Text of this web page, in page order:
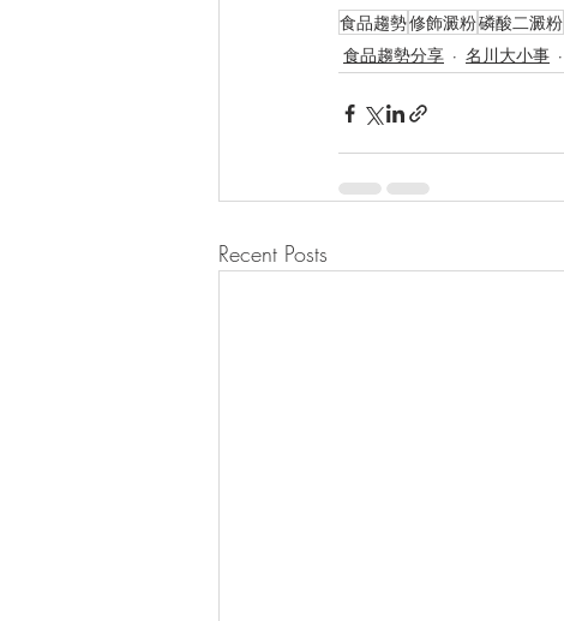
食品趨勢修飾澱粉磷酸二澱粉
食品趨勢分享
名川大小事
Recent Posts